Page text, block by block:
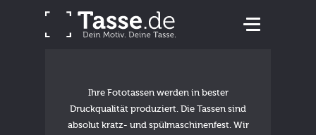
Ihre Fototassen werden in bester
Druckqualität produziert. Die Tassen sind
absolut kratz- und spülmaschinenfest. Wir